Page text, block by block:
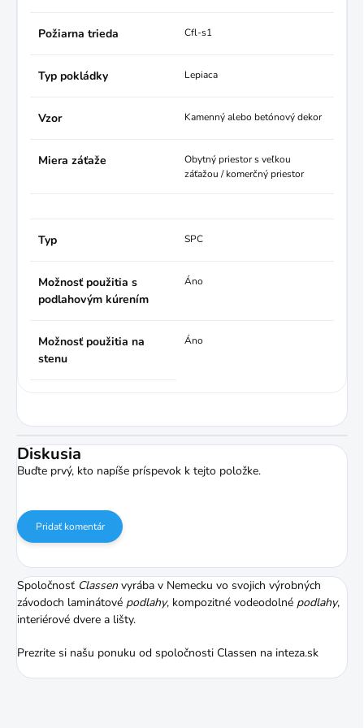
Požiarna trieda Cfl-s1
Typ pokládky Lepiaca
Vzor Kamenný alebo betónový dekor
Miera záťaže
Obytný priestor s veľkou
záťažou / komerčný priestor
Typ SPC
Možnosť použitia s
podlahovým kúrením
Áno
Možnosť použitia na
stenu
Áno
Diskusia
Buďte prvý, kto napíše príspevok k tejto položke.
Pridať komentár
Spoločnosť Classenvyrába v Nemecku vo svojich výrobných
závodoch laminátové podlahy, kompozitné vodeodolné podlahy,
interiérové dvere a lišty.
Prezrite si našu ponuku od spoločnosti Classen na inteza.sk